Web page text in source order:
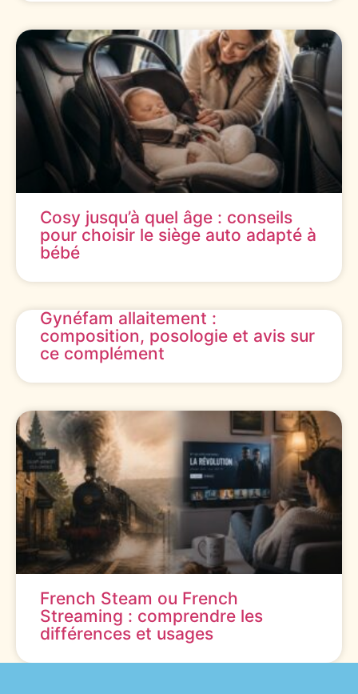
Cosy jusqu’à quel âge : conseils
pour choisir le siège auto adapté à
bébé
Gynéfam allaitement :
composition, posologie et avis sur
ce complément
French Steam ou French
Streaming : comprendre les
différences et usages